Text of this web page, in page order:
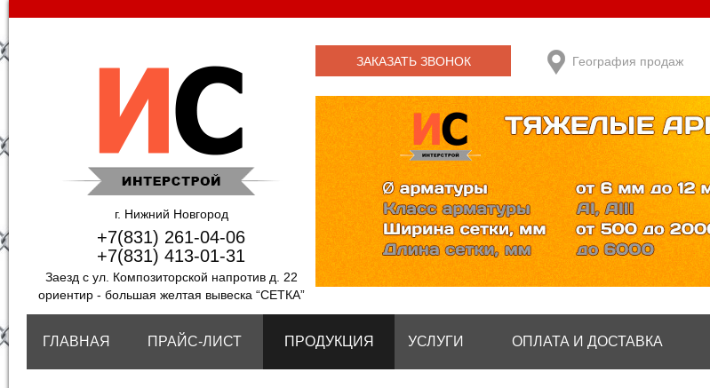
г. Нижний Новгород
+7(831) 261-04-06
+7(831) 413-01-31
Заезд с ул. Композиторской напротив д. 22
ориентир - большая желтая вывеска “СЕТКА”
ЗАКАЗАТЬ ЗВОНОК География продаж
ГЛАВНАЯ ПРАЙС-ЛИСТ ПРОДУКЦИЯ УСЛУГИ ОПЛАТА И ДОСТАВКА